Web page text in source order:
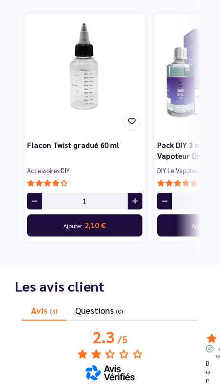
Flacon Twist gradué 60 ml
Accessoires DIY
Ajouter 2,10 €
Pack DIY 3 mg
Vapoteur
DIY Le Vapoteur
Ajouter
Les avis client
Avis (3) Questions (0)
2.3/5
B
o
n